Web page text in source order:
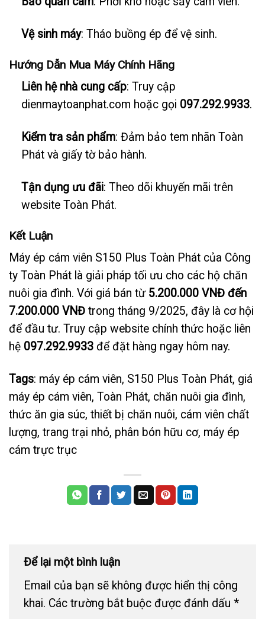
Vệ sinh máy: Tháo buồng ép để vệ sinh.
Hướng Dẫn Mua Máy Chính Hãng
Liên hệ nhà cung cấp: Truy cập
dienmaytoanphat.com hoặc gọi 097.292.9933.
Kiểm tra sản phẩm: Đảm bảo tem nhãn Toàn
Phát và giấy tờ bảo hành.
Tận dụng ưu đãi: Theo dõi khuyến mãi trên
website Toàn Phát.
Kết Luận
Máy ép cám viên S150 Plus Toàn Phát của Công
ty Toàn Phát là giải pháp tối ưu cho các hộ chăn
nuôi gia đình. Với giá bán từ 5.200.000 VNĐ đến
7.200.000 VNĐ trong tháng 9/2025, đây là cơ hội
để đầu tư. Truy cập website chính thức hoặc liên
hệ 097.292.9933 để đặt hàng ngay hôm nay.
Tags: máy ép cám viên, S150 Plus Toàn Phát, giá
máy ép cám viên, Toàn Phát, chăn nuôi gia đình,
thức ăn gia súc, thiết bị chăn nuôi, cám viên chất
lượng, trang trại nhỏ, phân bón hữu cơ, máy ép
cám trực trục
Để lại một bình luận
Email của bạn sẽ không được hiển thị công
khai. Các trường bắt buộc được đánh dấu *